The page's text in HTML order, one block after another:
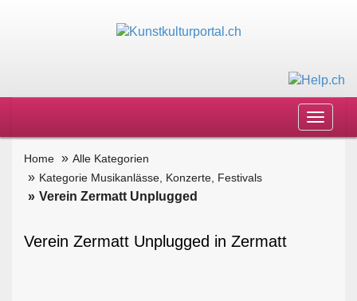
Toggle
Home
Alle Kategorien
Kategorie Musikanlässe, Konzerte, Festivals
Verein Zermatt Unplugged
Verein Zermatt Unplugged in Zermatt